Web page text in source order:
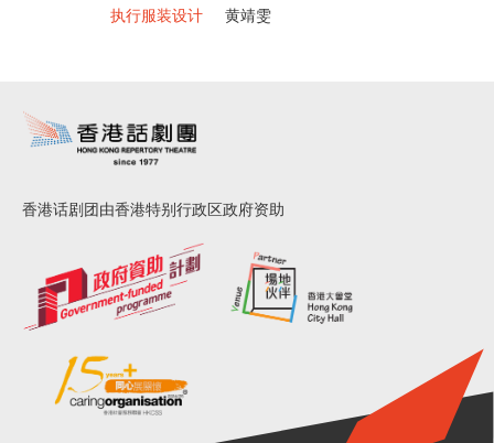
执行服装设计
黄靖雯
香港话剧团由香港特别行政区政府资助